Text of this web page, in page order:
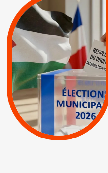
MUNICIPALES 2026 :
JE VOTE POUR LE
RESPECT DU DROIT
INTERNATIONAL EN
PALESTINE
APPELS | Actus |
Espaces Sans
Apartheid
| Lettres d'interpellation
Pétitions